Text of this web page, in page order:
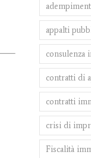
appalti
consulenza
contratti di
contratti
crisi di
Fiscalità